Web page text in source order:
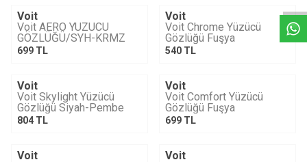
YENI
Voit
Voit AERO YÜZÜCÜ
GÖZLÜĞÜ/SYH-KRMZ
699 TL
YENI
Voit
Voit Chrome Yüzücü
Gözlüğü Fuşya
540 TL
Voit
Voit Skylight Yüzücü
Gözlüğü Siyah-Pembe
804 TL
YENI
Voit
Voit Comfort Yüzücü
Gözlüğü Fuşya
699 TL
Voit
Voit